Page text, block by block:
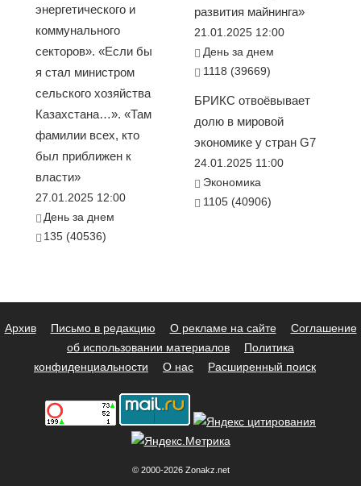
энергетического и
коммунального
секторов». «Если бы
я стал министром
сельского хозяйства
Казахстана…». «Там
фамилии всех, кто
был приближен к
власти»
27.01.2025 12:00
День за днем
135 (40536)
развития майнинга»
21.01.2025 12:00
День за днем
1118 (39669)
БРИКС отвоёвывает
долю в мировой
экономике у стран G7
24.01.2025 11:00
Экономика
1105 (40906)
Архив Письмо в редакцию О рекламе на сайте
Соглашение
об использовании материалов
Политика
конфиденциальности
О нас Расширенный поиск
© 2000-2026 Zonakz.net